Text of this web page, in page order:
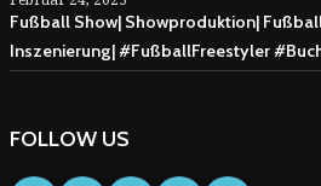
Fußball Show| Showproduktion|
Inszenierung| #FußballFreestyler
FOLLOW US